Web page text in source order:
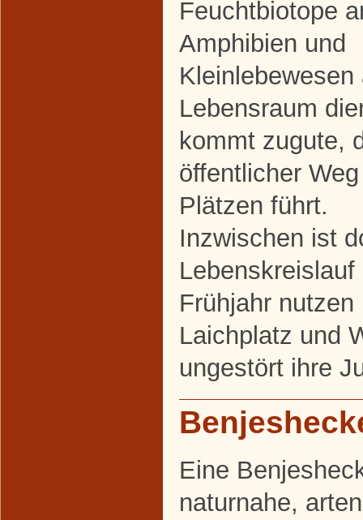
Feuchtbiotope
Amphibien und
Kleinlebewesen
Lebensraum
kommt zugute,
öffentlicher
Plätzen führt.
Inzwischen ist
Frühjahr
Laichplatz und
ungestört ihre
Eine
naturnahe,